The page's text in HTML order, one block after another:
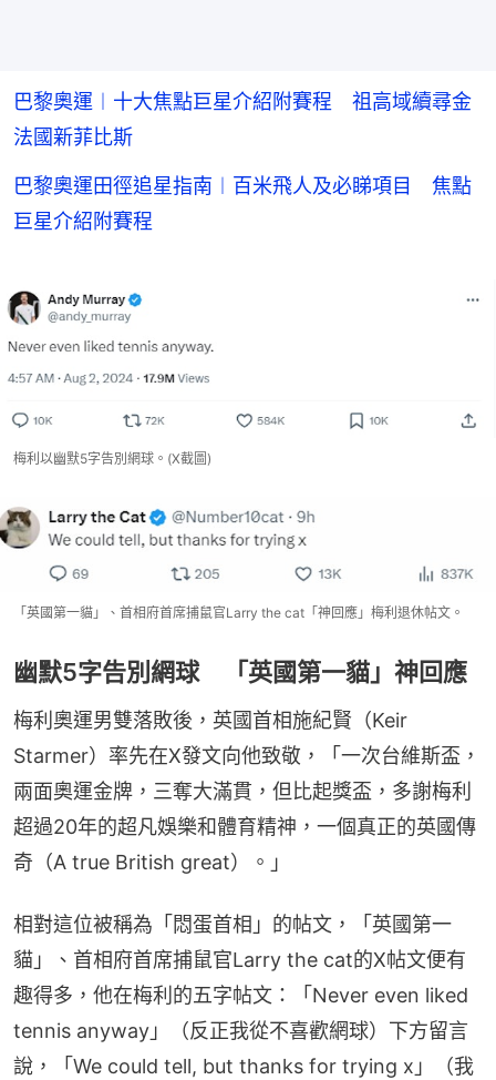
巴黎奧運︱十大焦點巨星介紹附賽程 祖高域續尋金
法國新菲比斯
巴黎奧運田徑追星指南︱百米飛人及必睇項目 焦點
巨星介紹附賽程
梅利以幽默5字告別網球。(X截圖)
「英國第一貓」、首相府首席捕鼠官Larry the cat「神回應」梅利退休帖文。
幽默5字告別網球 「英國第一貓」神回應
梅利奧運男雙落敗後，英國首相施紀賢（Keir
Starmer）率先在X發文向他致敬，「一次台維斯盃，
兩面奧運金牌，三奪大滿貫，但比起獎盃，多謝梅利
超過20年的超凡娛樂和體育精神，一個真正的英國傳
奇（A true British great）。」
相對這位被稱為「悶蛋首相」的帖文，「英國第一
貓」、首相府首席捕鼠官Larry the cat的X帖文便有
趣得多，他在梅利的五字帖文：「Never even liked
tennis anyway」（反正我從不喜歡網球）下方留言
說，「We could tell, but thanks for trying x」（我